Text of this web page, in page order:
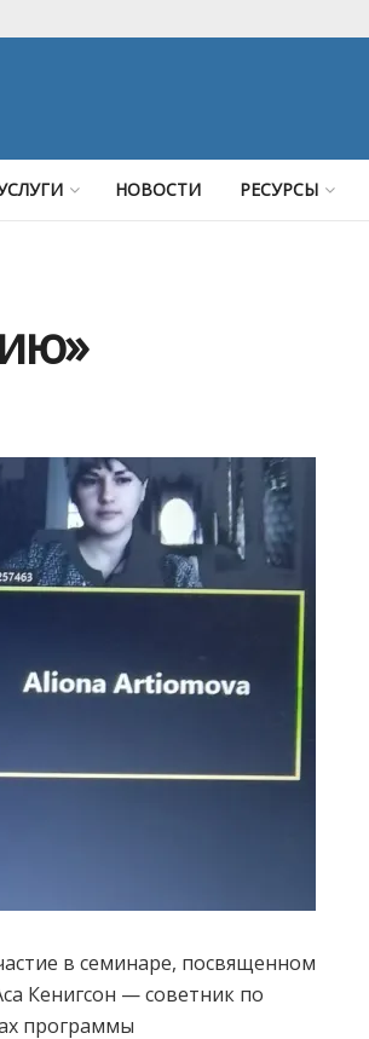
НОВОСТИ РЕСУРСЫ
в семинаре, посвященном
Кенигсон — советник по
программы